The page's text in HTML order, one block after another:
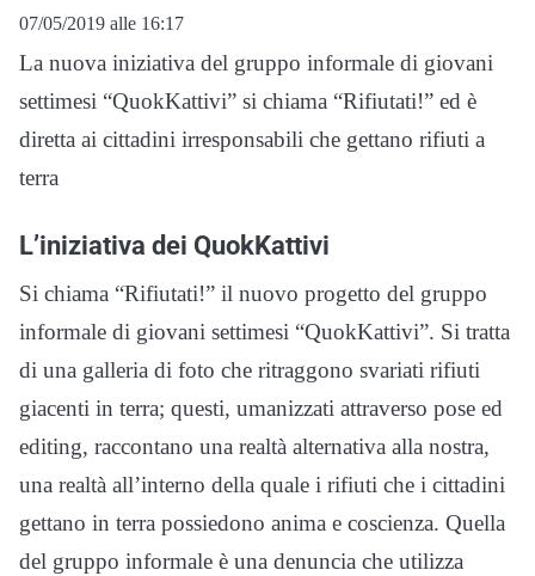
07/05/2019 alle 16:17
La nuova iniziativa del gruppo informale di giovani
settimesi “QuokKattivi” si chiama “Rifiutati!” ed è
diretta ai cittadini irresponsabili che gettano rifiuti a
terra
L’iniziativa dei QuokKattivi
Si chiama “Rifiutati!” il nuovo progetto del gruppo
informale di giovani settimesi “QuokKattivi”. Si tratta
di una galleria di foto che ritraggono svariati rifiuti
giacenti in terra; questi, umanizzati attraverso pose ed
editing, raccontano una realtà alternativa alla nostra,
una realtà all’interno della quale i rifiuti che i cittadini
gettano in terra possiedono anima e coscienza. Quella
del gruppo informale è una denuncia che utilizza